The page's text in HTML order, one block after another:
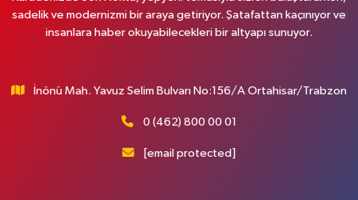
sadelik ve modernizmi bir araya getiriyor. Şatafattan kaçınıyor ve
insanlara haber okuyabilecekleri bir altyapı sunuyor.
İnönü Mah. Yavuz Selim Bulvarı No:156/A Ortahisar/Trabzon
0 (462) 800 00 01
[email protected]